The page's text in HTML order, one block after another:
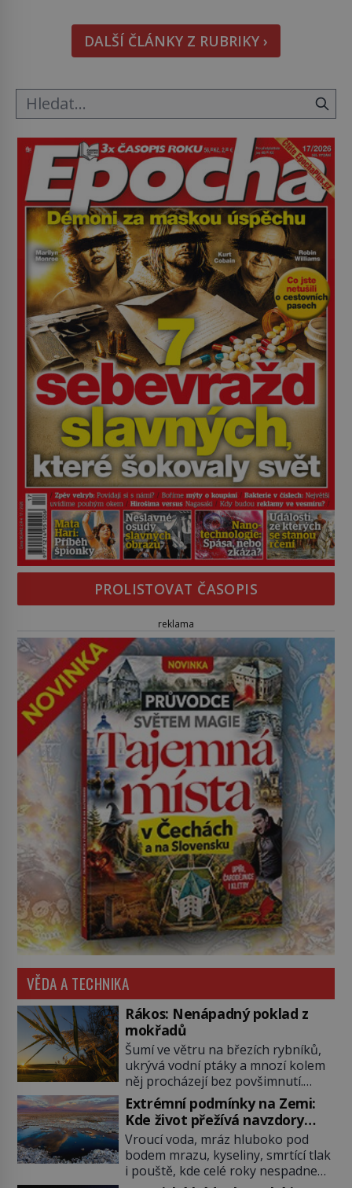
Podívat se pod hladinu a zjistit, kdo si onu
konkrétní vodní lokalitu oblíbil už dávno před
vámi. Říká se jim bioindikátory […]
DALŠÍ ČLÁNKY Z RUBRIKY ›
PROLISTOVAT ČASOPIS
reklama
VĚDA A TECHNIKA
Rákos: Nenápadný poklad z
mokřadů
Šumí ve větru na březích rybníků,
ukrývá vodní ptáky a mnozí kolem
něj procházejí bez povšimnutí.
Přesto právě rákos pomáhal stavět
domy, vyrábět lodě, zapisovat první
texty a inspiroval řadu pověstí.
Tato skromná, ale užitečná
rostlina provází člověka už tisíce
let. Většina lidí vnímá rákos jen jako
Extrémní podmínky na Zemi:
Kde život přežívá navzdory
všemu
Vroucí voda, mráz hluboko pod
bodem mrazu, kyseliny, smrtící tlak
i pouště, kde celé roky nespadne